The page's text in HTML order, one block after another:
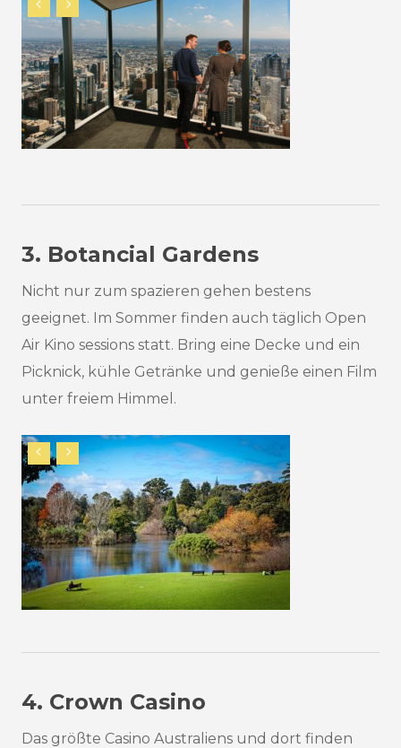
3. Botancial Gardens
Nicht nur zum spazieren gehen bestens
geeignet. Im Sommer finden auch täglich Open
Air Kino sessions statt. Bring eine Decke und ein
Picknick, kühle Getränke und genieße einen Film
unter freiem Himmel.
4. Crown Casino
Das größte Casino Australiens und dort finden